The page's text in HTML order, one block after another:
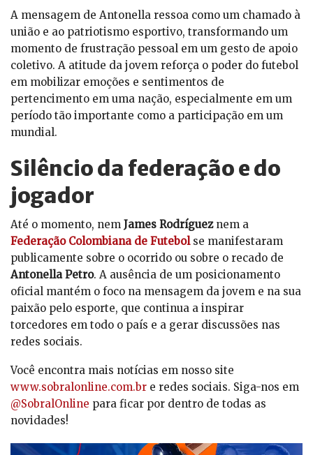
A mensagem de Antonella ressoa como um chamado à
união e ao patriotismo esportivo, transformando um
momento de frustração pessoal em um gesto de apoio
coletivo. A atitude da jovem reforça o poder do futebol
em mobilizar emoções e sentimentos de
pertencimento em uma nação, especialmente em um
período tão importante como a participação em um
mundial.
Silêncio da federação e do
jogador
Até o momento, nem James Rodrígueznem a
Federação Colombiana de Futebolse manifestaram
publicamente sobre o ocorrido ou sobre o recado de
Antonella Petro. A ausência de um posicionamento
oficial mantém o foco na mensagem da jovem e na sua
paixão pelo esporte, que continua a inspirar
torcedores em todo o país e a gerar discussões nas
redes sociais.
Você encontra mais notícias em nosso site
www.sobralonline.com.br e redes sociais. Siga-nos em
@SobralOnline para ficar por dentro de todas as
novidades!